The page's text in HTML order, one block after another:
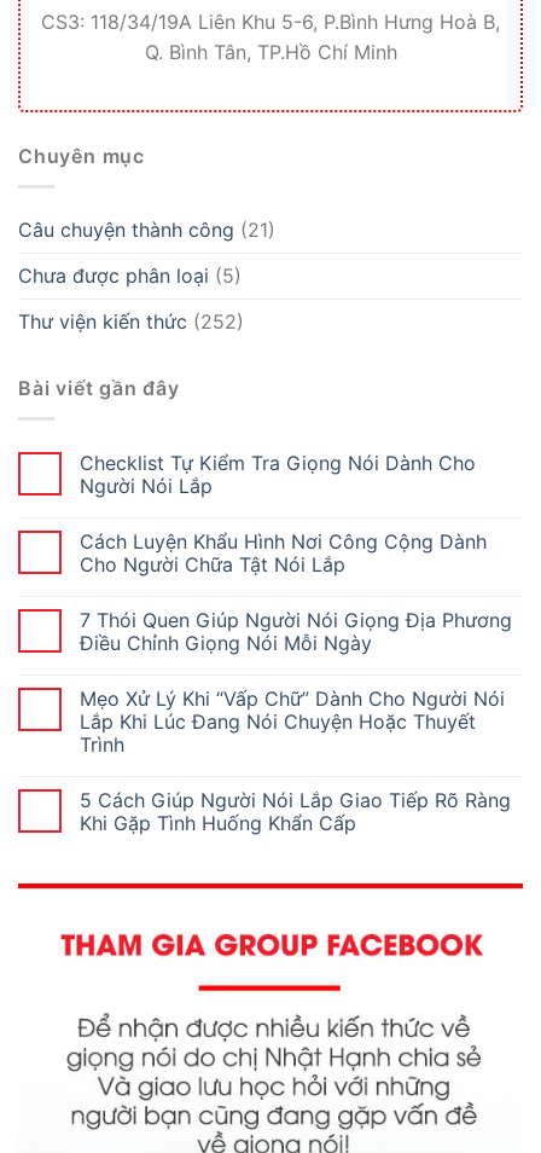
CS3: 118/34/19A Liên Khu 5-6, P.Bình Hưng Hoà B,
Q. Bình Tân, TP.Hồ Chí Minh
Chuyên mục
Câu chuyện thành công (21)
Chưa được phân loại (5)
Thư viện kiến thức (252)
Bài viết gần đây
Checklist Tự Kiểm Tra Giọng Nói Dành Cho
Người Nói Lắp
Cách Luyện Khẩu Hình Nơi Công Cộng Dành
Cho Người Chữa Tật Nói Lắp
7 Thói Quen Giúp Người Nói Giọng Địa Phương
Điều Chỉnh Giọng Nói Mỗi Ngày
Mẹo Xử Lý Khi “Vấp Chữ” Dành Cho Người Nói
Lắp Khi Lúc Đang Nói Chuyện Hoặc Thuyết
Trình
5 Cách Giúp Người Nói Lắp Giao Tiếp Rõ Ràng
Khi Gặp Tình Huống Khẩn Cấp